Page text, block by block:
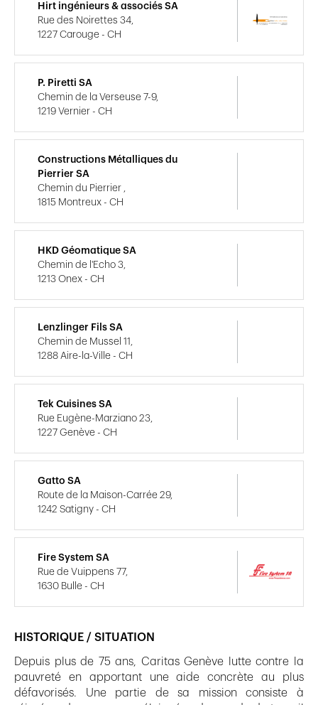
HISTORIQUE / SITUATION
Depuis plus de 75 ans, Caritas Genève lutte contre la
pauvreté en apportant une aide concrète au plus
défavorisés. Une partie de sa mission consiste à
Hirt ingénieurs & associés SA
Rue des Noirettes 34,
1227 Carouge - CH
P. Piretti SA
Chemin de la Verseuse 7-9,
1219 Vernier - CH
Constructions Métalliques du
Pierrier SA
Chemin du Pierrier ,
1815 Montreux - CH
HKD Géomatique SA
Chemin de l'Echo 3,
1213 Onex - CH
Lenzlinger Fils SA
Chemin de Mussel 11,
1288 Aire-la-Ville - CH
Tek Cuisines SA
Rue Eugène-Marziano 23,
1227 Genève - CH
Gatto SA
Route de la Maison-Carrée 29,
1242 Satigny - CH
Fire System SA
Rue de Vuippens 77,
1630 Bulle - CH